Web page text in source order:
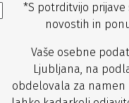
*S potrditvijo
novostih in
Vaše osebne
Ljubljana, na
obdelovala za namen